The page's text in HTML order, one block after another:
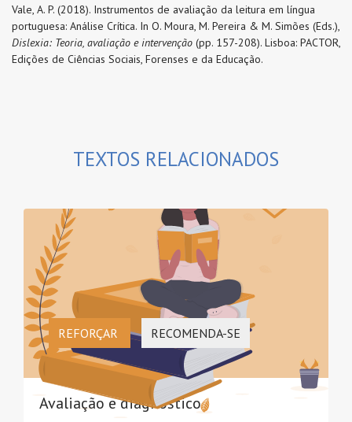
Vale, A. P. (2018). Instrumentos de avaliação da leitura em língua
portuguesa: Análise Crítica. In O. Moura, M. Pereira & M. Simões (Eds.),
Dislexia: Teoria, avaliação e intervenção (pp. 157-208). Lisboa: PACTOR,
Edições de Ciências Sociais, Forenses e da Educação.
TEXTOS RELACIONADOS
REFORÇAR RECOMENDA-SE
Avaliação e diagnóstico